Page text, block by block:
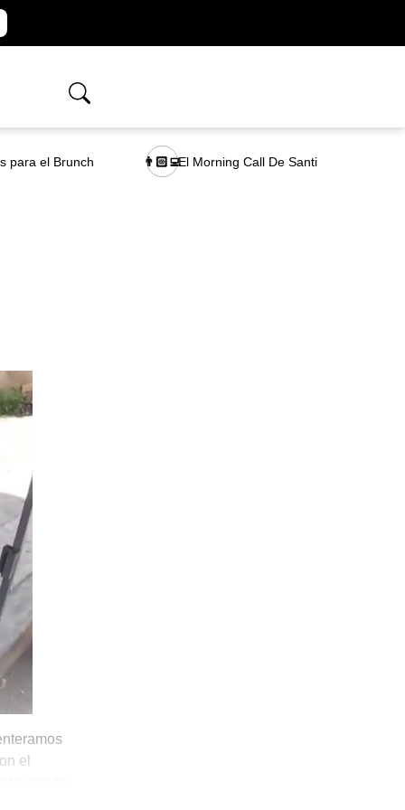
para el Brunch 👨🏻‍💻El Morning Call De Santi
el